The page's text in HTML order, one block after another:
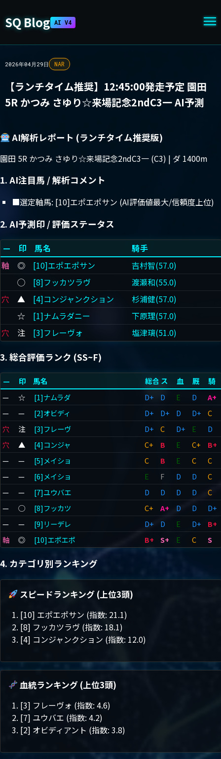
SQ Blog AI V4
2026年04月29日 NAR
【ランチタイム推奨】12:45:00発走予定 園田
5R かつみ さゆり☆来場記念2ndC3一 AI予測
AI解析レポート (ランチタイム推奨版)
園田 5R かつみ さゆり☆来場記念2ndC3一 (C3) | ダ 1400m
1. AI注目馬 / 解析コメント
■選定軸馬: [10]エポエポサン (AI評価値最大/信頼度上位)
2. AI予測印 / 評価ステータス
— 印 馬名
騎手
軸
◎ [10]エポエポサン
吉村智(57.0)
◯
[8]フッカツラヴ
渡瀬和(55.0)
穴
▲ [4]コンジャンクション
杉浦健(57.0)
☆
[1]ナムラダニー
下原理(57.0)
穴
注 [3]フレーヴォ 塩津璃(51.0)
3. 総合評価ランク (SS~F)
— 印 馬名 総合 ス 血 厩
騎
—
☆ [1]ナムラダ D+ D E D
A+
—
— [2]オビディ D+ D+ D D+
C
穴
注 [3]フレーヴ D+ C D+ E
D
穴
▲ [4]コンジャ C+ B E C+
B+
—
— [5]メイショ C B E C
C
—
— [6]メイショ E F D D
C
—
— [7]ユウバエ D D D D
C
—
◯ [8]フッカツ C+ A+ D D
D+
—
— [9]リーデレ D+ D E D+
B+
軸
◎ [10]エポエポ B+ S+ E C S
4. カテゴリ別ランキング
スピードランキング (上位3頭)
[10] エポエポサン (指数: 21.1)
[8] フッカツラヴ (指数: 18.1)
[4] コンジャンクション (指数: 12.0)
血統ランキング (上位3頭)
[3] フレーヴォ (指数: 4.6)
[7] ユウバエ (指数: 4.2)
[2] オビディアント (指数: 3.8)